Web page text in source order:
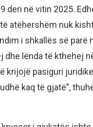
deri në vitin 2025.
atëhershëm nuk
i shkallës së parë
dhe lënda të kthehej
krijojë pasiguri
kaq të gjatë”,